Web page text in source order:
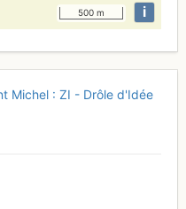
500 m i
Michel : ZI - Drôle d'Idée